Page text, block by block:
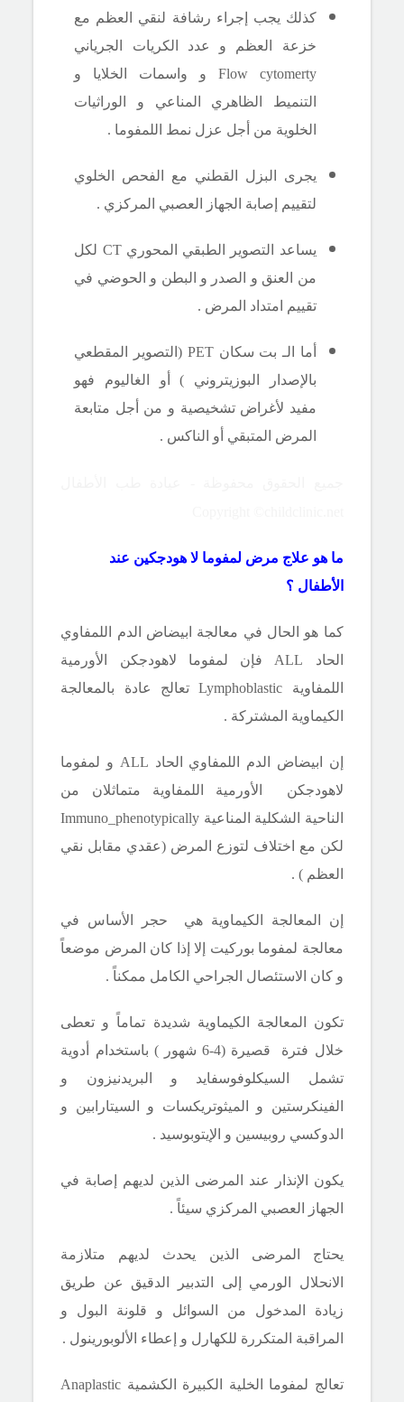
كذلك يجب إجراء رشافة لنقي العظم مع
خزعة العظم و عدد الكريات الجرياني
Flow cytomerty
و واسمات الخلايا و
التنميط الظاهري المناعي و الوراثيات
الخلوية من أجل عزل نمط اللمفوما .
يجرى البزل القطني مع الفحص الخلوي
لتقييم إصابة الجهاز العصبي المركزي .
يساعد التصوير الطبقي المحوريCT لكل
من العنق و الصدر و البطن و الحوضي في
تقييم امتداد المرض .
أما الـ بت سكانPET (التصوير المقطعي
بالإصدار البوزيتروني ) أو الغاليوم فهو
مفيد لأغراض تشخيصية و من أجل متابعة
المرض المتبقي أو الناكس .
ما هو علاج مرض لمفوما لا هودجكين عند
الأطفال ؟
كما هو الحال في معالجة ابيضاض الدم اللمفاوي
الحاد ALL
فإن لمفوما لاهودجكن الأورمية
اللمفاوية Lymphoblastic
تعالج عادة بالمعالجة
الكيماوية المشتركة .
إن ابيضاض الدم اللمفاوي الحاد ALL و لمفوما
لاهودجكن الأورمية اللمفاوية متماثلان من
الناحية الشكلية المناعية Immuno_phenotypically
لكن مع اختلاف لتوزع المرض (عقدي مقابل نقي
العظم ) .
إن المعالجة الكيماوية هي حجر الأساس في
معالجة لمفوما بوركيت إلا إذا كان المرض موضعاً
و كان الاستئصال الجراحي الكامل ممكناً .
تكون المعالجة الكيماوية شديدة تماماً و تعطى
خلال فترة قصيرة (4-6 شهور ) باستخدام أدوية
تشمل السيكلوفوسفايد و البريدنيزون و
الفينكرستين و الميثوتريكسات و السيتارابين و
الدوكسي روبيسين و الإيتوبوسيد .
يكون الإنذار عند المرضى الذين لديهم إصابة في
الجهاز العصبي المركزي سيئاً .
يحتاج المرضى الذين يحدث لديهم متلازمة
الانحلال الورمي إلى التدبير الدقيق عن طريق
زيادة المدخول من السوائل و قلونة البول و
المراقبة المتكررة للكهارل و إعطاء الألوبورينول .
تعالج لمفوما الخلية الكبيرة الكشمية Anaplastic